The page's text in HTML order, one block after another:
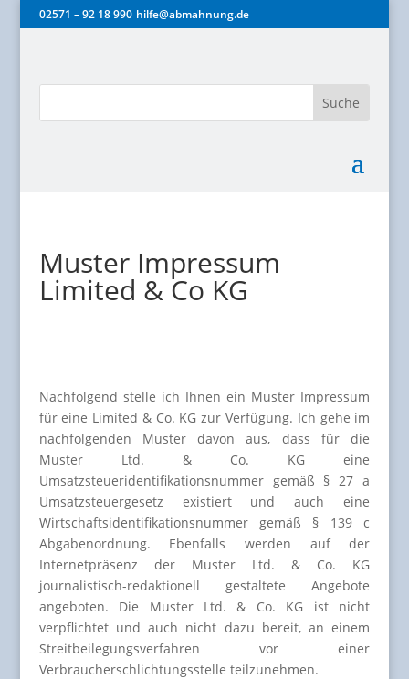
02571 – 92 18 990 hilfe@abmahnung.de
Muster Impressum
Limited & Co KG
Nachfolgend stelle ich Ihnen ein Muster Impressum
für eine Limited & Co. KG zur Verfügung. Ich gehe im
nachfolgenden Muster davon aus, dass für die
Muster Ltd. & Co. KG eine
Umsatzsteueridentifikationsnummer gemäß § 27 a
Umsatzsteuergesetz existiert und auch eine
Wirtschaftsidentifikationsnummer gemäß § 139 c
Abgabenordnung. Ebenfalls werden auf der
Internetpräsenz der Muster Ltd. & Co. KG
journalistisch-redaktionell gestaltete Angebote
angeboten. Die Muster Ltd. & Co. KG ist nicht
verpflichtet und auch nicht dazu bereit, an einem
Streitbeilegungsverfahren vor einer
Verbraucherschlichtungsstelle teilzunehmen.